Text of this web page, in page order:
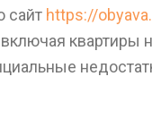
сайт https://
квартиры